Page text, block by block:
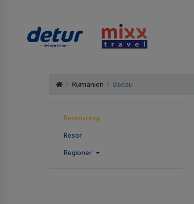
Rumänien Bacau
Beskrivning
Resor
Regioner